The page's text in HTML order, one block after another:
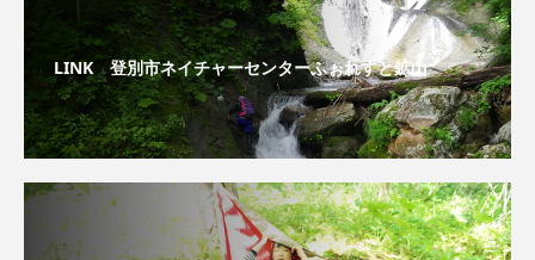
LINK 登別市ネイチャーセンターふぉれすと鉱山